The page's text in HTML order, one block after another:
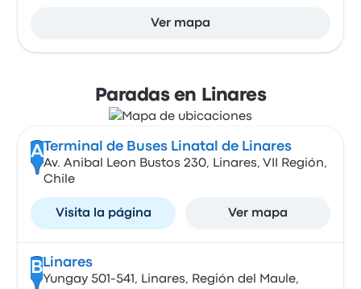
Ver mapa
Paradas en Linares
A Terminal de Buses Linatal de Linares
Av. Anibal Leon Bustos 230, Linares, VII Región,
Chile
Visita la página Ver mapa
B Linares
Yungay 501-541, Linares, Región del Maule,